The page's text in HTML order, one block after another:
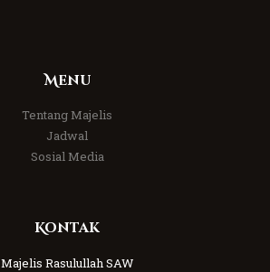
Menu
Tentang Majelis
Jadwal
Sosial Media
Kontak
Majelis Rasulullah SAW